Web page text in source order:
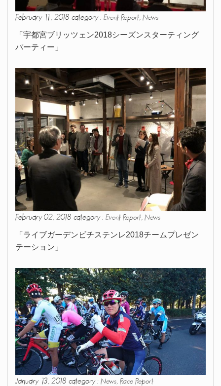
February 11, 2018 category : Event Report, News
「宇都宮ブリッツェン2018シーズンスターティング
パーティー」
February 02, 2018 category : Event Report News
「ライブガーデンビチステンレ2018チームプレゼン
テーション」
January 13, 2018 category : News, Race Report